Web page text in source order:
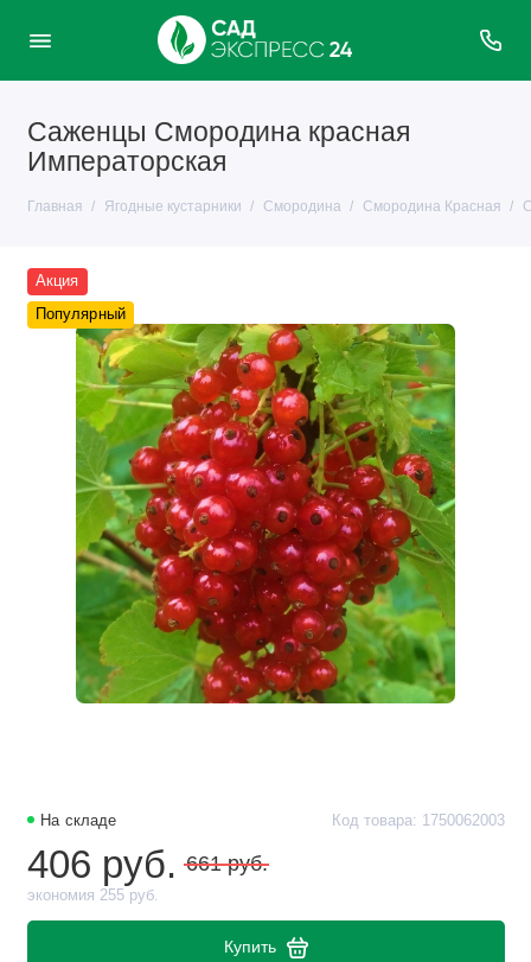
Саженцы Смородина красная
Императорская
Главная Ягодные кустарники Смородина Смородина Красная
Акция
Популярный
На складе Код товара: 1750062003
406 руб. 661 руб.
экономия 255 руб.
Купить